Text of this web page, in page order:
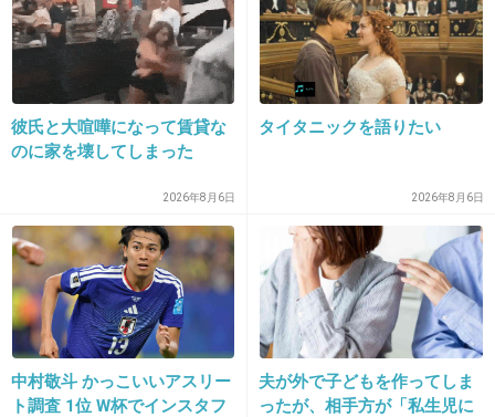
14. 匿名 2026/06/03(水) 21:15:15
コメ兵に旦那を質に入れるのも技術のうち
+2
いや、普通に正規の値段で買いたいわ。
+168 -3
彼氏と大喧嘩になって賃貸な
のに家を壊してしまった
2026年8月6日
タイタニックを語りたい
2026年8月6日
中村敬斗 かっこいいアスリー
ト調査 1位 W杯でインスタフ
夫が外で子どもを作ってしま
ったが、相手方が「私生児に